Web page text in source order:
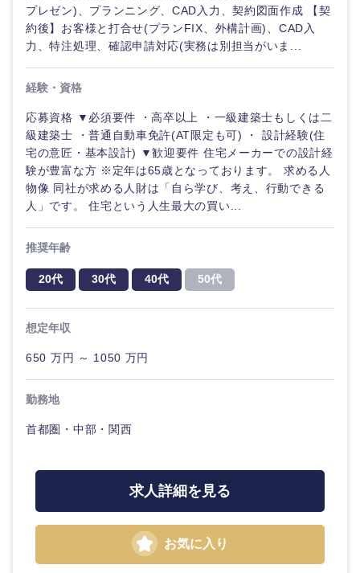
プレゼン)、プランニング、CAD入力、契約図面作成 【契
約後】お客様と打合せ(プランFIX、外構計画)、CAD入
力、特注処理、確認申請対応(実務は別担当がいま...
経験・資格
応募資格 ▼必須要件 ・高卒以上 ・一級建築士もしくは二
級建築士 ・普通自動車免許(AT限定も可) ・ 設計経験(住
宅の意匠・基本設計) ▼歓迎要件 住宅メーカーでの設計経
験が豊富な方 ※定年は65歳となっております。 求める人
物像 同社が求める人財は「自ら学び、考え、行動できる
人」です。 住宅という人生最大の買い...
推奨年齢
20代 30代 40代 50代
想定年収
650 万円 ～ 1050 万円
勤務地
首都圏・中部・関西
求人詳細を見る
お気に入り